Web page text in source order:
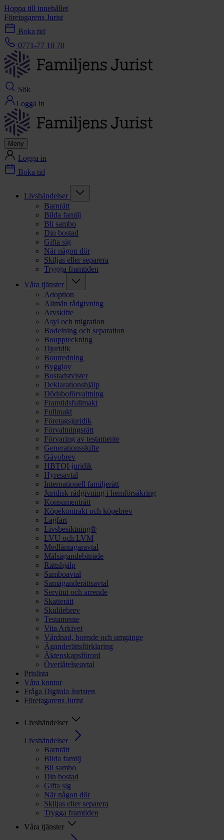
Hoppa till innehållet
Företagarens Jurist
Boka tid
0771-77 10 70
Sök
Logga in
Meny
Logga in
Boka tid
Livshändelser
Barnrätt
Bilda familj
Bli sambo
Din bostad
Gifta sig
När någon dör
Skiljas eller separera
Trygga framtiden
Våra tjänster
Adoption
Allmän rådgivning
Arvskifte
Asyl och migration
Bodelning och separation
Bouppteckning
Djuridik
Boutredning
Bygglov
Bostadstvister
Deklarationshjälp
Dödsboförvaltning
Framtidsfullmakt
Fullmakt
Företagsjuridik
Förvaltningsrätt
Förvaring av testamente
Generationsskifte
Gåvobrev
HBTQI-juridik
Hyresavtal
Internationell familjerätt
Juridisk rådgivning i hemförsäkring
Konsumenträtt
Köpekontrakt och köpebrev
Lagfart
Livsbesiktning®
LVU och LVM
Medlåntagaravtal
Målsägandebiträde
Rättshjälp
Samboavtal
Samäganderättsavtal
Servitut och arrende
Skatterätt
Skuldebrev
Testamente
Vita Arkivet
Vårdnad, boende och umgänge
Äganderättsförklaring
Äktenskapsförord
Överlåtelseavtal
Prislista
Våra kontor
Fråga Digitala Juristen
Företagarens Jurist
Livshändelser
Livshändelser
Barnrätt
Bilda familj
Bli sambo
Din bostad
Gifta sig
När någon dör
Skiljas eller separera
Trygga framtiden
Våra tjänster